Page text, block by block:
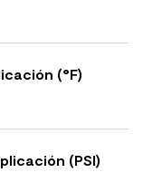
(°F)
(PSI)